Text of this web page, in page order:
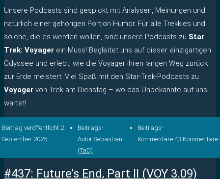
Unsere Podcasts sind gespickt mit Analysen, Meinungen und
natürlich einer gehörigen Portion Humor. Für alle Trekkies und
solche, die es werden wollen, sind unsere Podcasts zu Star
Trek: Voyager ein Muss! Begleitet uns auf dieser einzigartigen
Odyssee und erlebt, wie die Voyager ihren langen Weg zurück
zur Erde meistert. Viel Spaß mit den Star-Trek-Podcasts zu
Voyager von Trek am Dienstag – wo das Unbekannte auf uns
wartet!
Beitrag veröffentlicht:2.
September 2025
Beitrags-
Autor:Sebastian
(TaD)
Beitrags-
Kommentare:43 Kommentare
#437: Future’s End, Part II (VOY 3.09)